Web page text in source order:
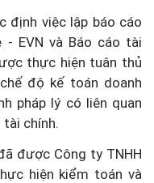
định việc lập báo cáo
EVN và Báo cáo tài
thực hiện tuân thủ
độ kế toán doanh
pháp lý có liên quan
tài chính.
được Công ty TNHH
hiện kiểm toán và